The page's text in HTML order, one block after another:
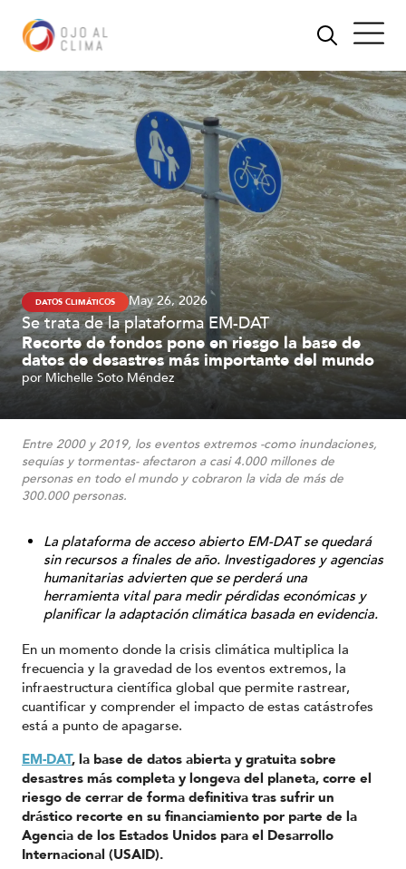
DATOS CLIMÁTICOS May 26, 2026
Se trata de la plataforma EM-DAT
Recorte de fondos pone en riesgo la base de
datos de desastres más importante del mundo
por Michelle Soto Méndez
Entre 2000 y 2019, los eventos extremos -como inundaciones,
sequías y tormentas- afectaron a casi 4.000 millones de
personas en todo el mundo y cobraron la vida de más de
300.000 personas.
La plataforma de acceso abierto EM-DAT se quedará
sin recursos a finales de año. Investigadores y agencias
humanitarias advierten que se perderá una
herramienta vital para medir pérdidas económicas y
planificar la adaptación climática basada en evidencia.
En un momento donde la crisis climática multiplica la
frecuencia y la gravedad de los eventos extremos, la
infraestructura científica global que permite rastrear,
cuantificar y comprender el impacto de estas catástrofes
está a punto de apagarse.
EM-DAT, la base de datos abierta y gratuita sobre
desastres más completa y longeva del planeta, corre el
riesgo de cerrar de forma definitiva tras sufrir un
drástico recorte en su financiamiento por parte de la
Agencia de los Estados Unidos para el Desarrollo
Internacional (USAID).